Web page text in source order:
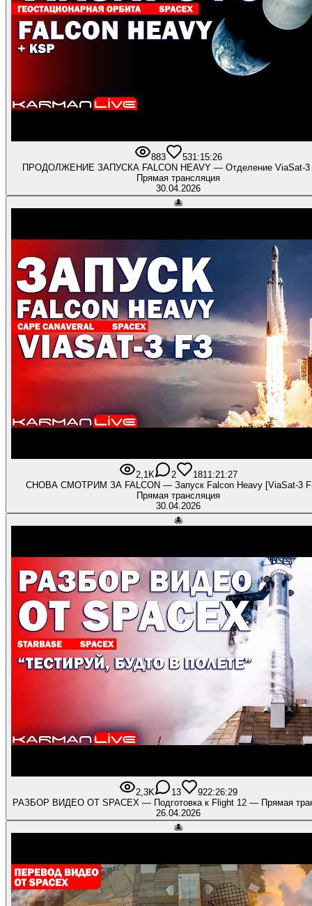
883 531:15:26
ПРОДОЛЖЕНИЕ ЗАПУСКА FALCON HEAVY — Отделение ViaSat-
Прямая трансляция
30.04.2026
🐙
2,1K 2 181 1:21:27
СНОВА СМОТРИМ ЗА FALCON — Запуск Falcon Heavy [ViaSat-3
Прямая трансляция
30.04.2026
🐙
2,3K 13 922:26:29
РАЗБОР ВИДЕО ОТ SPACEX — Подготовка к Flight 12 — Прямая
26.04.2026
🐙